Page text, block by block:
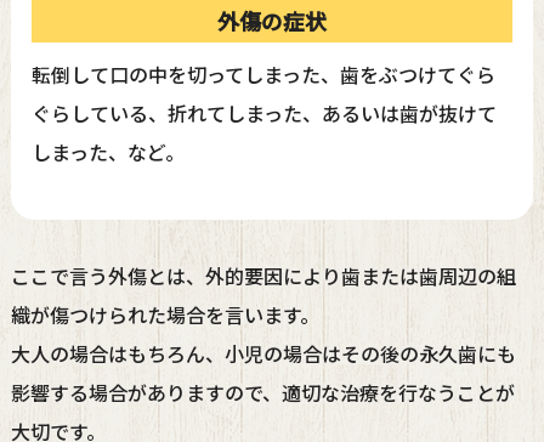
外傷の症状
転倒して口の中を切ってしまった、歯をぶつけてぐら
ぐらしている、折れてしまった、あるいは歯が抜けて
しまった、など。
ここで言う外傷とは、外的要因により歯または歯周辺の組
織が傷つけられた場合を言います。
大人の場合はもちろん、小児の場合はその後の永久歯にも
影響する場合がありますので、適切な治療を行なうことが
大切です。